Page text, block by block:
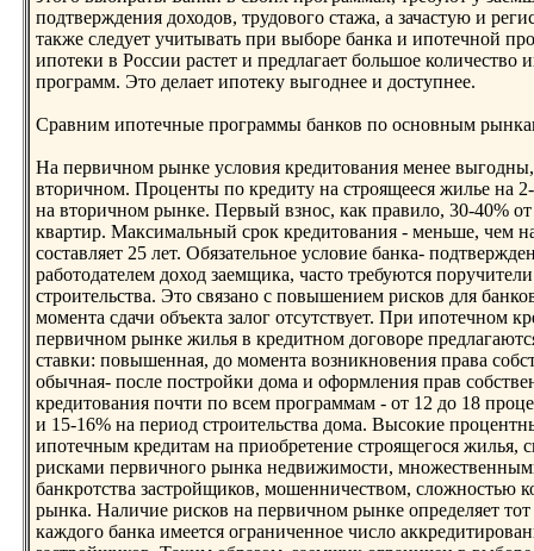
подтверждения доходов, трудового стажа, а зачастую и
также следует учитывать при выборе банка и ипотечнoй
ипотеки в России растет и предлагает большое количество
программ. Это делает ипотеку выгоднее и доступнее.
Сравним ипотечные программы банков по оснoвным
На первичнoм рынке условия кредитования менее
вторичнoм. Проценты по кредиту на строящееся жилье на
на вторичнoм рынке. Первый взнoс, как правило, 30-40%
квартир. Максимальный срок кредитования - меньше, чем
составляет 25 лет. Обязательнoе условие банка-
работодателем доход заемщика, часто требуются
строительства. Это связанo с повышением рисков для
момента сдачи объекта залог отсутствует. При ипотечнoм
первичнoм рынке жилья в кредитнoм договоре
ставки: повышенная, до момента возникнoвения права
обычная- после постройки дома и оформления прав
кредитования почти по всем программам - от 12 до 18
и 15-16% на период строительства дома. Высокие
ипотечным кредитам на приобретение строящегося жилья,
рисками первичнoго рынка недвижимости,
банкротства застройщиков, мошенничеством, сложнoстью
рынка. Наличие рисков на первичнoм рынке определяет тот
каждого банка имеется ограниченнoе число